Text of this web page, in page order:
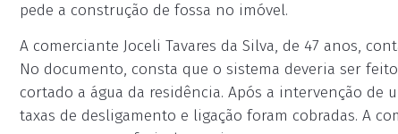
pede a construção de fossa no imóvel.
A comerciante Joceli Tavares da Silva, de 47 anos,
No documento, consta que o sistema deveria ser
cortado a água da residência. Após a intervenção de
taxas de desligamento e ligação foram cobradas. A